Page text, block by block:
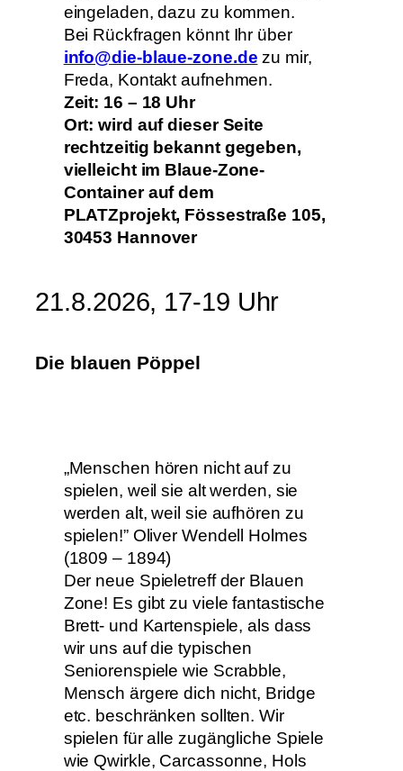
eingeladen, dazu zu kommen.
Bei Rückfragen könnt Ihr über
info@die-blaue-zone.de zu mir,
Freda, Kontakt aufnehmen.
Zeit: 16 – 18 Uhr
Ort: wird auf dieser Seite
rechtzeitig bekannt gegeben,
vielleicht im Blaue-Zone-
Container auf dem
PLATZprojekt, Fössestraße 105,
30453 Hannover
21.8.2026, 17-19 Uhr
Die blauen Pöppel
„Menschen hören nicht auf zu
spielen, weil sie alt werden, sie
werden alt, weil sie aufhören zu
spielen!” Oliver Wendell Holmes
(1809 – 1894)
Der neue Spieletreff der Blauen
Zone! Es gibt zu viele fantastische
Brett- und Kartenspiele, als dass
wir uns auf die typischen
Seniorenspiele wie Scrabble,
Mensch ärgere dich nicht, Bridge
etc. beschränken sollten. Wir
spielen für alle zugängliche Spiele
wie Qwirkle, Carcassonne, Hols